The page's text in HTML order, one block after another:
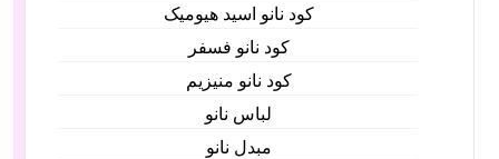
کود نانو اسید هیومیک
کود نانو فسفر
کود نانو منیزیم
لباس نانو
مبدل نانو